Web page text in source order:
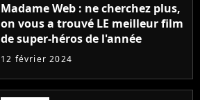
Madame Web : ne cherchez plus,
on vous a trouvé LE meilleur film
de super-héros de l'année
12 février 2024